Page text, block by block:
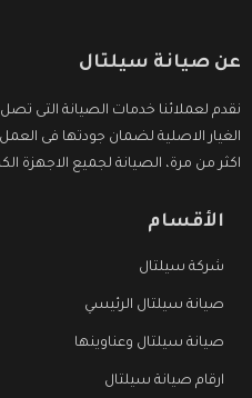
عن صيانة سيلتال
نقدم لعملائنا خدمات الصيانة التى
الغيار الاصلية لضمان جودتها فى
اكثر من مرة، الصيانة لجميع الاجهزة
الأقسام
شركة سيلتال
صيانة سيلتال الرئيسي
صيانة سيلتال وعناوينها
ارقام صيانة سيلتال